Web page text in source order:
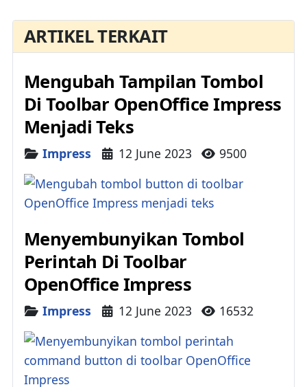
ARTIKEL TERKAIT
Mengubah Tampilan Tombol
Di Toolbar OpenOffice Impress
Menjadi Teks
Details
Impress 12 June 2023 9500
Menyembunyikan Tombol
Perintah Di Toolbar
OpenOffice Impress
Details
Impress 12 June 2023 16532